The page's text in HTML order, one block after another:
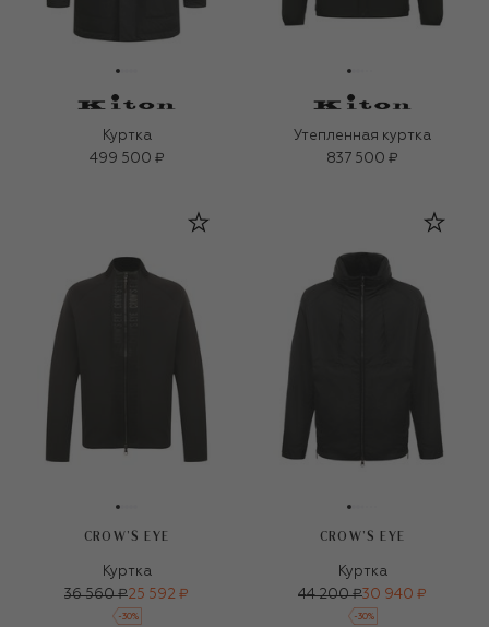
Куртка
499 500 ₽
Утепленная куртка
837 500 ₽
CROW’S EYE
Куртка
36 560 ₽25 592 ₽
-30%
CROW’S EYE
Куртка
44 200 ₽30 940 ₽
-30%